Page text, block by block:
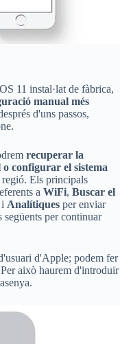
11 instal·lat de fàbrica,
manual més
d'uns passos,
recuperar la
configurar el sistema
regió. Els principals
a WiFi, Buscar el
i Analítiques per enviar
següents per continuar
d'Apple; podem fer
això haurem d'introduir